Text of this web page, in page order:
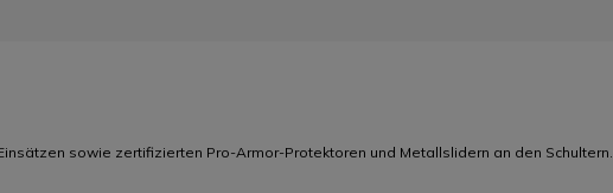
sowie zertifizierten Pro-Armor-Protektoren und Metallslidern an den Schultern.